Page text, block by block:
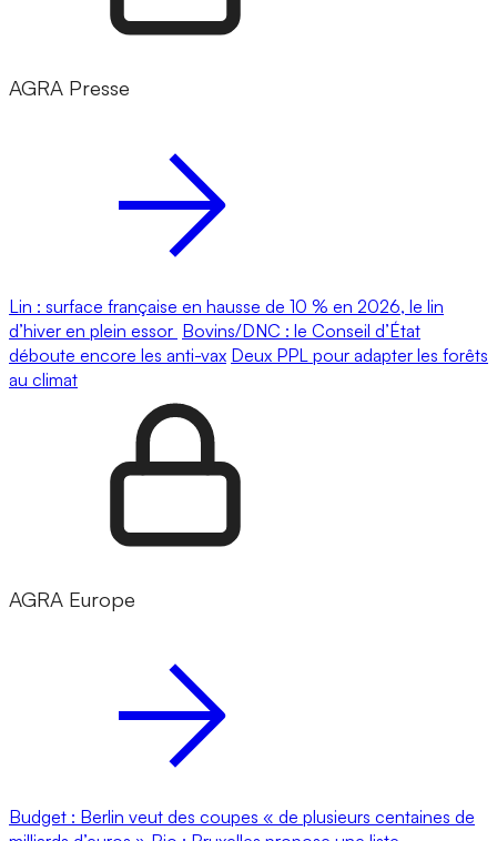
AGRA Presse
Lin : surface française en hausse de 10 % en 2026, le lin
d’hiver en plein essor Bovins/DNC : le Conseil d’État
déboute encore les anti-vax Deux PPL pour adapter les forêts
au climat
AGRA Europe
Budget : Berlin veut des coupes « de plusieurs centaines de